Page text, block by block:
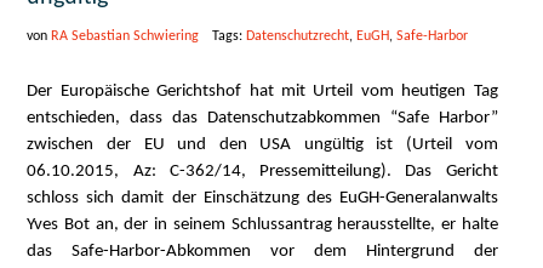
von RA Sebastian Schwiering Tags: Datenschutzrecht, EuGH,Safe-Harbor
Der Europäische Gerichtshof hat mit Urteil vom heutigen Tag
entschieden, dass das Datenschutzabkommen “Safe Harbor”
zwischen der EU und den USA ungültig ist (Urteil vom
06.10.2015, Az: C-362/14, Pressemitteilung). Das Gericht
schloss sich damit der Einschätzung des EuGH-Generalanwalts
Yves Bot an, der in seinem Schlussantrag herausstellte, er halte
das Safe-Harbor-Abkommen vor dem Hintergrund der